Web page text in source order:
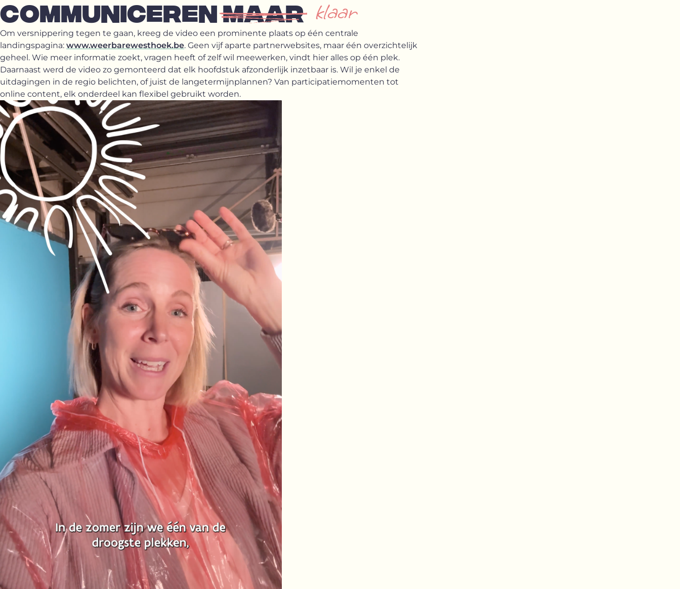
COMMUNICERENMAAR klaar
Om versnippering tegen te gaan, kreeg de video een prominente plaats op één centrale
landingspagina: www.weerbarewesthoek.be. Geen vijf aparte partnerwebsites, maar één overzichtelijk
geheel. Wie meer informatie zoekt, vragen heeft of zelf wil meewerken, vindt hier alles op één plek.
Daarnaast werd de video zo gemonteerd dat elk hoofdstuk afzonderlijk inzetbaar is. Wil je enkel de
uitdagingen in de regio belichten, of juist de langetermijnplannen? Van participatiemomenten tot
online content, elk onderdeel kan flexibel gebruikt worden.